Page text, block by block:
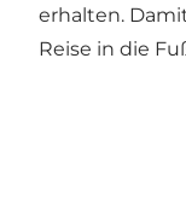
erhalten.
Reise in die